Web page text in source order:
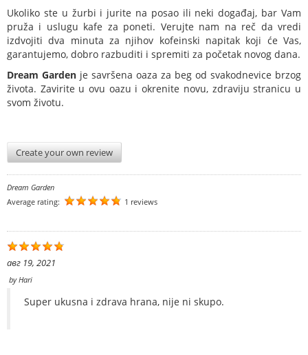
Ukoliko ste u žurbi i jurite na posao ili neki događaj, bar Vam
pruža i uslugu kafe za poneti. Verujte nam na reč da vredi
izdvojiti dva minuta za njihov kofeinski napitak koji će Vas,
garantujemo, dobro razbuditi i spremiti za početak novog dana.
Dream Garden je savršena oaza za beg od svakodnevice brzog
života. Zavirite u ovu oazu i okrenite novu, zdraviju stranicu u
svom životu.
Create your own review
Dream Garden
Average rating:
1 reviews
авг 19, 2021
byHari
Super ukusna i zdrava hrana, nije ni skupo.